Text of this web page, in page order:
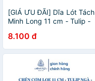
[GIÁ ƯU ĐÃI] Dĩa Lót Tách
Minh Long 11 cm - Tulip -
8.100 đ